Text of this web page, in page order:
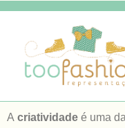
A criatividade é uma